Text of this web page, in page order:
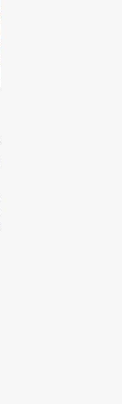
น
บ
น
ด